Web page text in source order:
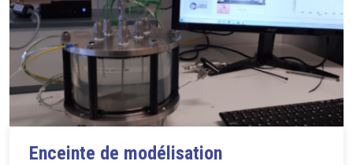
Enceinte de modélisation